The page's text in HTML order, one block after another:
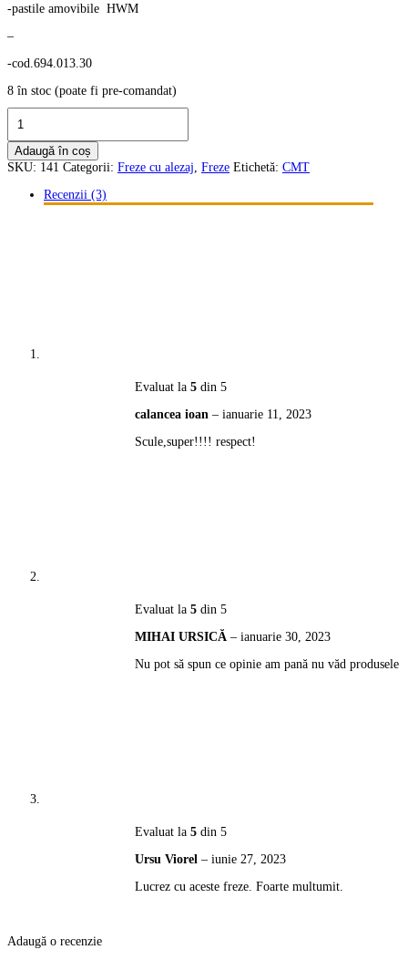
-pastile amovibile HWM
–
-cod.694.013.30
8 în stoc (poate fi pre-comandat)
Cantitate
Freza
CMT
pentru
tăblii.
694.013.30
Adaugă în coș
SKU: 141 Categorii: Freze cu alezaj Freze Etichetă: CMT
Recenzii (3)
Evaluat la 5 din 5
calancea ioan – ianuarie 11, 2023
Scule,super!!!! respect!
Evaluat la 5 din 5
MIHAI URSICĂ – ianuarie 30, 2023
Nu pot să spun ce opinie am pană nu văd produsele
Evaluat la 5 din 5
Ursu Viorel – iunie 27, 2023
Lucrez cu aceste freze. Foarte multumit.
Adaugă o recenzie